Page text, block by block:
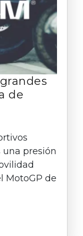
de
presión
MotoGP de